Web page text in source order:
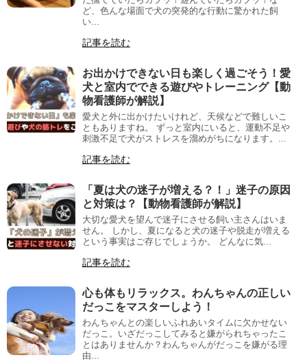
ど、色んな場面で犬の突発的な行動に驚かれた飼
い...
記事を読む
お出かけできない日も楽しく過ごそう！愛
犬と室内でできる遊びやトレーニング【動
物看護師が解説】
愛犬と外に出かけたいけれど、天候などで難しいこ
ともありますね。 ずっと室内にいると、運動不足や
刺激不足で犬がストレスを溜めがちになります。...
記事を読む
「夏は犬の迷子が増える？！」迷子の原因
と対策は？【動物看護師が解説】
大切な愛犬を望んで迷子にさせる飼い主さんはいま
せん。 しかし、夏になると犬の迷子や脱走が増える
という事実はご存じでしょうか。 どんなに気...
記事を読む
心も体もリラックス。わんちゃんの正しい
だっこをマスターしよう！
わんちゃんとの楽しいふれあいタイムに欠かせない
だっこ。いざだっこしてみると嫌がられちゃったこ
とはありませんか？わんちゃんがだっこを嫌がる理
由...